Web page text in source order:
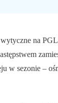
na
sezonie –